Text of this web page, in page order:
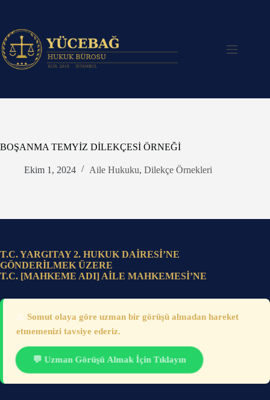
BOŞANMA TEMYİZ DİLEKÇESİ ÖRNEĞİ
Ekim 1, 2024 Aile Hukuku, Dilekçe Örnekleri
T.C. YARGITAY 2. HUKUK DAİRESİ’NE
GÖNDERİLMEK ÜZERE
T.C. [MAHKEME ADI] AİLE MAHKEMESİ’NE
Somut olaya göre uzman bir görüşü almadan hareket
etmemenizi tavsiye ederiz.
💬 Uzman Görüşü Almak İçin Tıklayın